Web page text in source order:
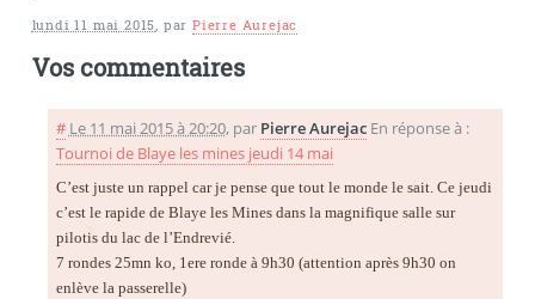
lundi 11 mai 2015, parPierre Aurejac
Vos commentaires
# Le 11 mai 2015 à 20:20, par Pierre Aurejac En réponse à :
Tournoi de Blaye les mines jeudi 14 mai
C’est juste un rappel car je pense que tout le monde le sait. Ce jeudi
c’est le rapide de Blaye les Mines dans la magnifique salle sur
pilotis du lac de l’Endrevié.
7 rondes 25mn ko, 1ere ronde à 9h30 (attention après 9h30 on
enlève la passerelle)